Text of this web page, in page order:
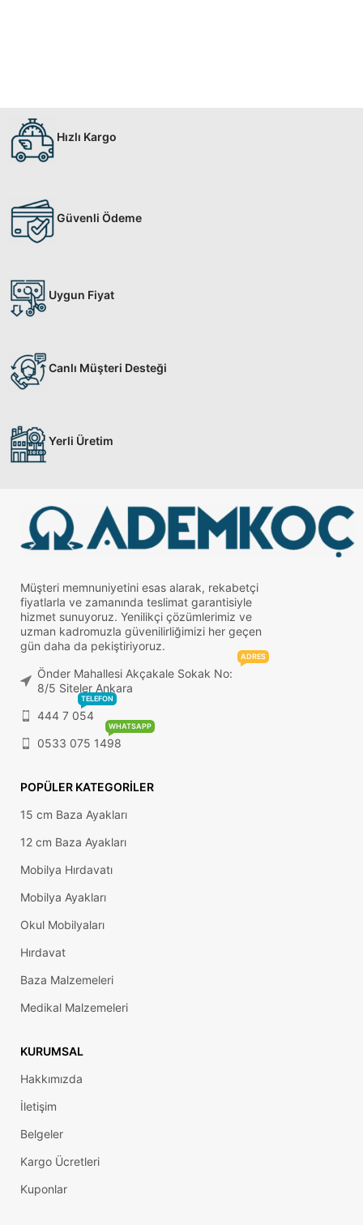
Hızlı Kargo
Güvenli Ödeme
Uygun Fiyat
Canlı Müşteri Desteği
Yerli Üretim
Müşteri memnuniyetini esas alarak, rekabetçi
fiyatlarla ve zamanında teslimat garantisiyle
hizmet sunuyoruz. Yenilikçi çözümlerimiz ve
uzman kadromuzla güvenilirliğimizi her geçen
gün daha da pekiştiriyoruz.
Önder Mahallesi Akçakale Sokak No:
8/5 Siteler Ankara
ADRES
444 7 054
TELEFON
0533 075 1498
WHATSAPP
POPÜLER KATEGORILER
15 cm Baza Ayakları
12 cm Baza Ayakları
Mobilya Hırdavatı
Mobilya Ayakları
Okul Mobilyaları
Hırdavat
Baza Malzemeleri
Medikal Malzemeleri
KURUMSAL
Hakkımızda
İletişim
Belgeler
Kargo Ücretleri
Kuponlar